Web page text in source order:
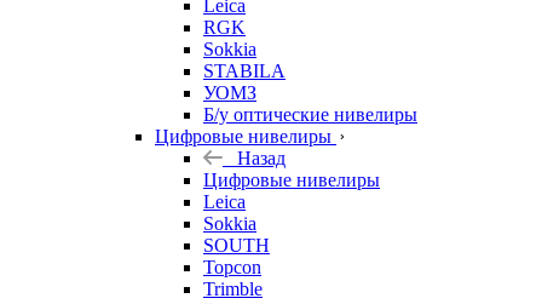
Leica
RGK
Sokkia
STABILA
УОМЗ
Б/у оптические нивелиры
Цифровые нивелиры
Назад
Цифровые нивелиры
Leica
Sokkia
SOUTH
Topcon
Trimble